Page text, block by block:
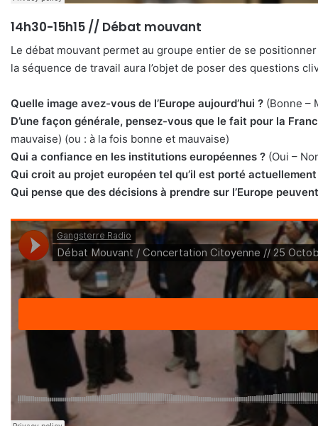
14h30-15h15 // Débat mouvant
Le débat mouvant permet au groupe entier de se
la séquence de travail aura l’objet de poser des questions
Quelle image avez-vous de l’Europe aujourd’hui ? (Bonne –
D’une façon générale, pensez-vous que le fait pour la
mauvaise) (ou : à la fois bonne et mauvaise)
Qui a confiance en les institutions européennes ? (Oui –
Qui croit au projet européen tel qu’il est porté actuellement
Qui pense que des décisions à prendre sur l’Europe